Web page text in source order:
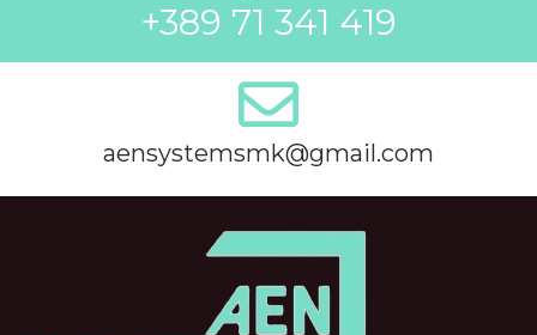
+389 71 341 419
aensystemsmk@gmail.com